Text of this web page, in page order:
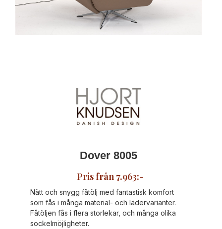
Dover 8005
Pris från 7.963:-
Nätt och snygg fåtölj med fantastisk komfort
som fås i många material- och lädervarianter.
Fåtöljen fås i flera storlekar, och många olika
sockelmöjligheter.